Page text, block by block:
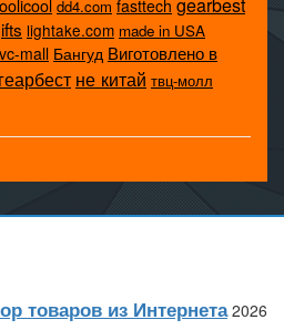
dd4.com fasttech
lightake.com made in USA
mall Бангуд Виготовлено в
геарбест не китай твц-молл
товаров из Интернета2026